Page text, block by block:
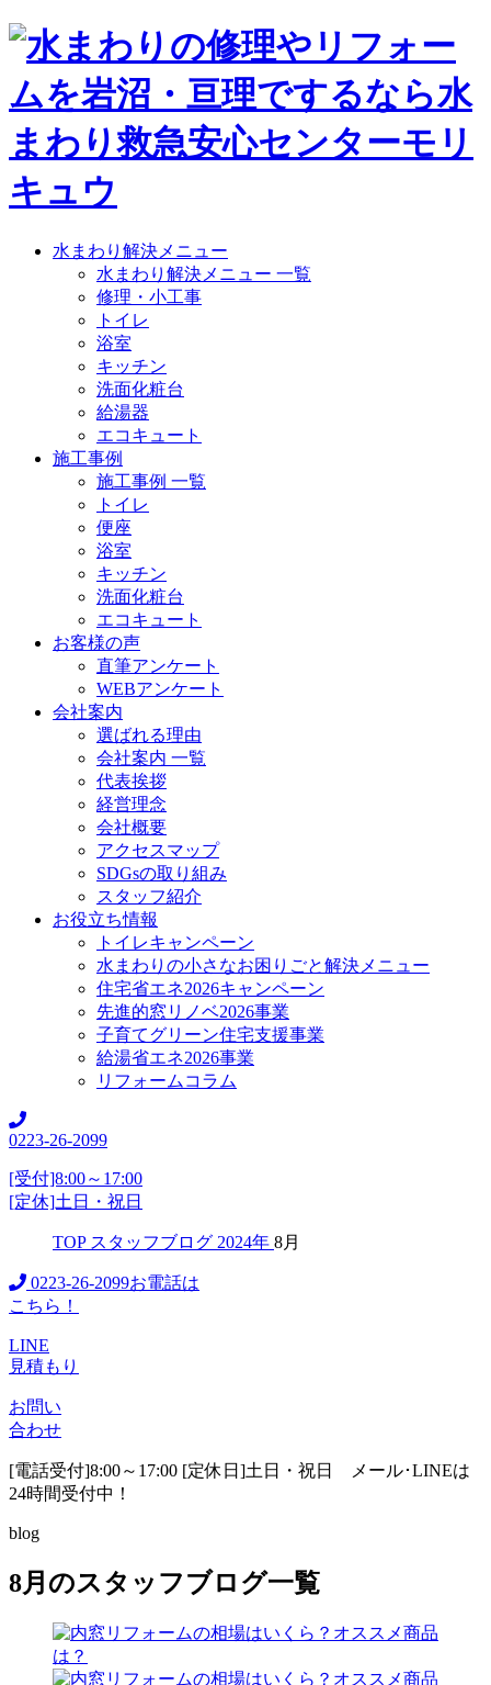
水まわり解決メニュー
水まわり解決メニュー 一覧
修理・小工事
トイレ
浴室
キッチン
洗面化粧台
給湯器
エコキュート
施工事例
施工事例 一覧
トイレ
便座
浴室
キッチン
洗面化粧台
エコキュート
お客様の声
直筆アンケート
WEBアンケート
会社案内
選ばれる理由
会社案内 一覧
代表挨拶
経営理念
会社概要
アクセスマップ
SDGsの取り組み
スタッフ紹介
お役立ち情報
トイレキャンペーン
水まわりの小さなお困りごと解決メニュー
住宅省エネ2026キャンペーン
先進的窓リノベ2026事業
子育てグリーン住宅支援事業
給湯省エネ2026事業
リフォームコラム
0223-26-2099
[受付]8:00～17:00
[定休]土日・祝日
TOP スタッフブログ 2024年 8月
0223-26-2099お電話は
こちら！
LINE
見積もり
お問い
合わせ
[電話受付]8:00～17:00 [定休日]土日・祝日
メール･LINEは
24時間受付中！
blog
8月のスタッフブログ一覧